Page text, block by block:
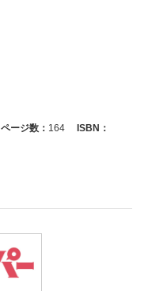
ページ数： 164
ISBN：